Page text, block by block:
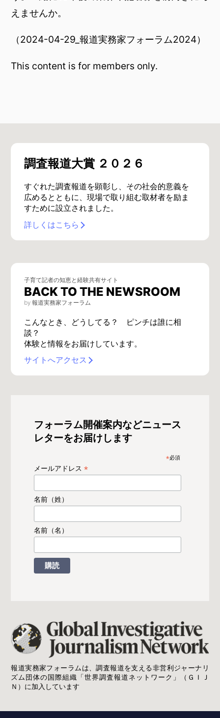
えませんか。
（2024-04-29_報道実務家フォーラム2024）
This content is for members only.
調査報道大賞 ２０２６
すぐれた調査報道を顕彰し、その社会的意義を
広めるとともに、現場で取り組む取材者を励ま
すために設立されました。
詳しくはこちら
子育て記者の知恵と経験共有サイト
BACK TO THE NEWSROOM
by 報道実務家フォーラム
こんなとき、どうしてる？ ピンチは誰に相
談？
体験と情報をお届けしています。
サイトへアクセス
フォーラム開催案内などニュース
レターをお届けします
*必須
メールアドレス*
名前（姓）
名前（名）
報道実務家フォーラムは、調査報道を支える非営利ジャーナリ
ズム団体の国際組織「世界調査報道ネットワーク」（ＧＩＪ
Ｎ）に加入しています